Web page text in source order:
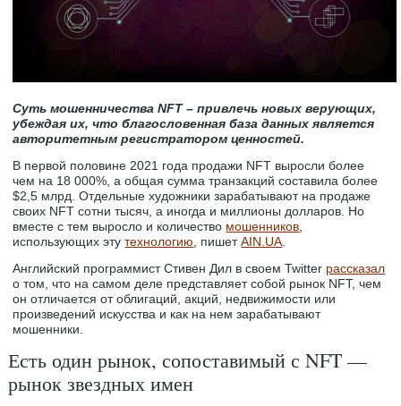
Суть мошенничества NFT – привлечь новых верующих,
убеждая их, что благословенная база данных является
авторитетным регистратором ценностей.
В первой половине 2021 года продажи NFT выросли более
чем на 18 000%, а общая сумма транзакций составила более
$2,5 млрд. Отдельные художники зарабатывают на продаже
своих NFT сотни тысяч, а иногда и миллионы долларов. Но
вместе с тем выросло и количество мошенников
использующих этутехнологию , пишетAIN.UA
Английский программист Стивен Дил в своем Twitter рассказал
о том, что на самом деле представляет собой рынок NFT, чем
он отличается от облигаций, акций, недвижимости или
произведений искусства и как на нем зарабатывают
мошенники.
Есть один рынок, сопоставимый с NFT —
рынок звездных имен